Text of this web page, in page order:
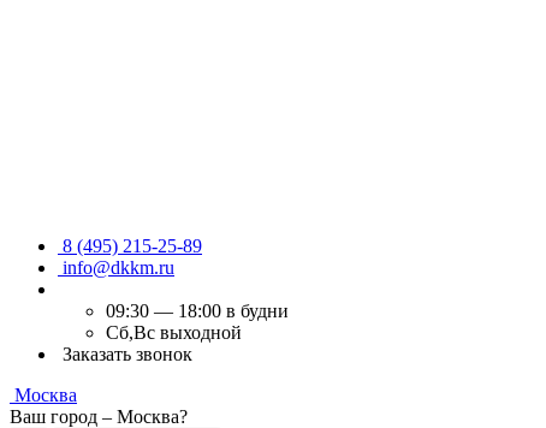
8 (495) 215-25-89
info@dkkm.ru
09:30 — 18:00 в будни
Сб,Вс выходной
Заказать звонок
Москва
Ваш город – Москва?